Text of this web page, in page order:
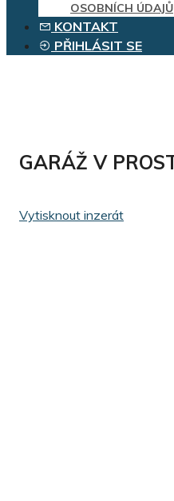
OSOBNÍCH ÚDAJŮ
KONTAKT
PŘIHLÁSIT SE
GARÁŽ V
Vytisknout inzerát